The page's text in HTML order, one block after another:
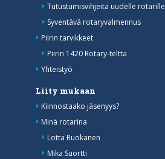
Tutustumisvihjeitä uudelle rotarille
Syventävä rotaryvalmennus
Piirin tarvikkeet
Piirin 1420 Rotary-teltta
Yhteistyö
Liity mukaan
Kiinnostaako jäsenyys?
Minä rotarina
Lotta Ruokanen
Mika Suortti